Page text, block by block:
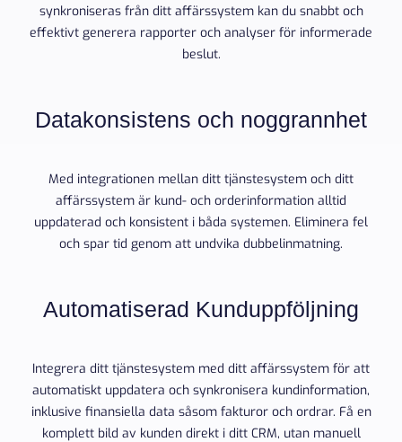
synkroniseras från ditt affärssystem kan du snabbt och
effektivt generera rapporter och analyser för informerade
beslut.
Datakonsistens och noggrannhet
Med integrationen mellan ditt tjänstesystem och ditt
affärssystem är kund- och orderinformation alltid
uppdaterad och konsistent i båda systemen. Eliminera fel
och spar tid genom att undvika dubbelinmatning.
Automatiserad Kunduppföljning
Integrera ditt tjänstesystem med ditt affärssystem för att
automatiskt uppdatera och synkronisera kundinformation,
inklusive finansiella data såsom fakturor och ordrar. Få en
komplett bild av kunden direkt i ditt CRM, utan manuell